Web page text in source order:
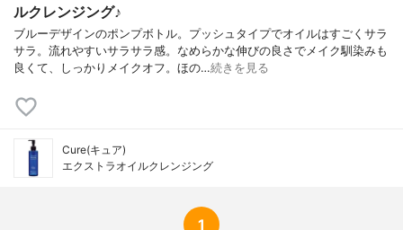
ルクレンジング♪
ブルーデザインのポンプボトル。プッシュタイプでオイルはすごくサラ
サラ。流れやすいサラサラ感。なめらかな伸びの良さでメイク馴染みも
良くて、しっかりメイクオフ。ほの…続きを見る
Cure(キュア)
エクストラオイルクレンジング
1